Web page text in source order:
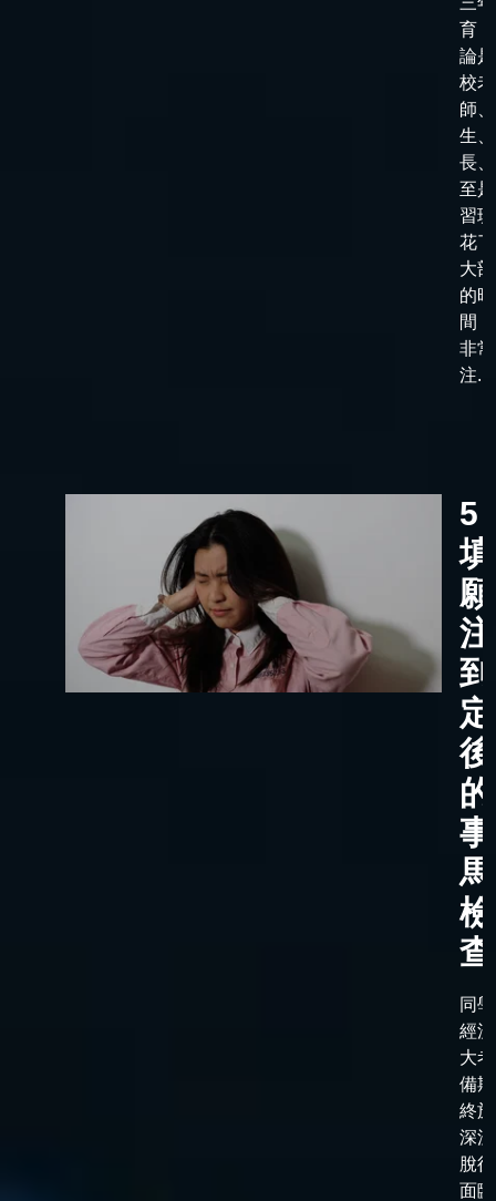
育
論
校老
師
生
長
至
習
花
大
的時
間
非
注...
5
的
檢
同
經
大
備
終
深
脫
面